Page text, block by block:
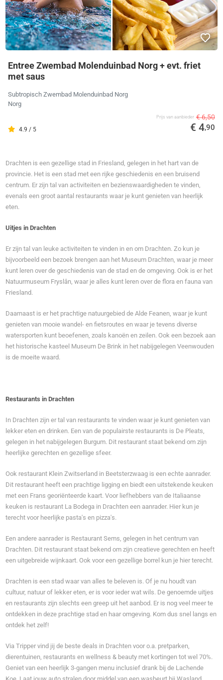
Entree Zwembad Molenduinbad Norg + evt. friet
met saus
Subtropisch Zwembad Molenduinbad Norg
Norg
4.9 / 5
Prijs van aanbieder € 6,50
€ 4,90
Drachten is een gezellige stad in Friesland, gelegen in het hart van de
provincie. Het is een stad met een rijke geschiedenis en een bruisend
centrum. Er zijn tal van activiteiten en bezienswaardigheden te vinden,
evenals een groot aantal restaurants waar je kunt genieten van heerlijk
eten.
Uitjes in Drachten
Er zijn tal van leuke activiteiten te vinden in en om Drachten. Zo kun je
bijvoorbeeld een bezoek brengen aan het Museum Drachten, waar je meer
kunt leren over de geschiedenis van de stad en de omgeving. Ook is er het
Natuurmuseum Fryslân, waar je alles kunt leren over de flora en fauna van
Friesland.
Daarnaast is er het prachtige natuurgebied de Alde Feanen, waar je kunt
genieten van mooie wandel- en fietsroutes en waar je tevens diverse
watersporten kunt beoefenen, zoals kanoën en zeilen. Ook een bezoek aan
het historische kasteel Museum De Brink in het nabijgelegen Veenwouden
is de moeite waard.
Restaurants in Drachten
In Drachten zijn er tal van restaurants te vinden waar je kunt genieten van
lekker eten en drinken. Een van de populairste restaurants is De Pleats,
gelegen in het nabijgelegen Burgum. Dit restaurant staat bekend om zijn
heerlijke gerechten en gezellige sfeer.
Ook restaurant Klein Zwitserland in Beetsterzwaag is een echte aanrader.
Dit restaurant heeft een prachtige ligging en biedt een uitstekende keuken
met een Frans georiënteerde kaart. Voor liefhebbers van de Italiaanse
keuken is restaurant La Bodega in Drachten een aanrader. Hier kun je
terecht voor heerlijke pasta's en pizza's.
Een andere aanrader is Restaurant Sems, gelegen in het centrum van
Drachten. Dit restaurant staat bekend om zijn creatieve gerechten en heeft
een uitgebreide wijnkaart. Ook voor een gezellige borrel kun je hier terecht.
Drachten is een stad waar van alles te beleven is. Of je nu houdt van
cultuur, natuur of lekker eten, er is voor ieder wat wils. De genoemde uitjes
en restaurants zijn slechts een greep uit het aanbod. Er is nog veel meer te
ontdekken in deze prachtige stad en haar omgeving. Kom dus snel langs en
ontdek het zelf!
Via Tripper vind jij de beste deals in Drachten voor o.a. pretparken,
dierentuinen, restaurants en wellness & beauty met kortingen tot wel 70%.
Geniet van een heerlijk 3-gangen menu inclusief drank bij de Lachende